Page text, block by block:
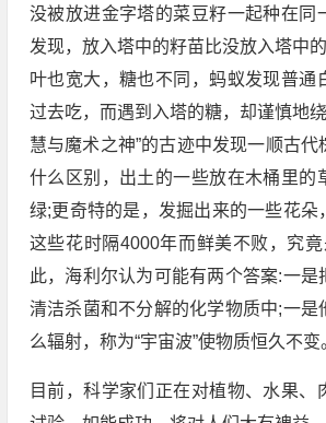
没被放进金字塔的菜豆籽一起种在同
发现，放入塔中的籽苗比没放入塔中
叶也宽大，糖也不同，蚂蚁发现普通
过去吃，而遇到入塔的糖，却谨慎地
慧与魔术之神”的古迹中发现一顺古
什么区别，出土的一些放在木桶里的
绿;更奇特的是，发掘出来的一些花朵
这些花时隔4000年而鲜美不败，究
此，海利尔认为可能有两个答案:一是
清洁杀菌和不分解的化学物质中;一是
么辐射，称为“宇宙波”使物质恒久不变
目前，科学家们正在对植物、水果、